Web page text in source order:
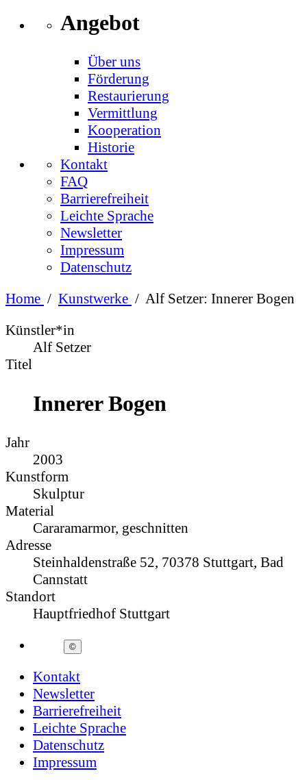
Angebot
Über uns
Förderung
Restaurierung
Vermittlung
Kooperation
Historie
Kontakt
FAQ
Barrierefreiheit
Leichte Sprache
Newsletter
Impressum
Datenschutz
Home / Kunstwerke / Alf Setzer: Innerer Bogen
Künstler*in
Alf Setzer
Titel
Innerer Bogen
Jahr
2003
Kunstform
Skulptur
Material
Cararamarmor, geschnitten
Adresse
Steinhaldenstraße 52, 70378 Stuttgart, Bad
Cannstatt
Standort
Hauptfriedhof Stuttgart
©
Kontakt
Newsletter
Barrierefreiheit
Leichte Sprache
Datenschutz
Impressum